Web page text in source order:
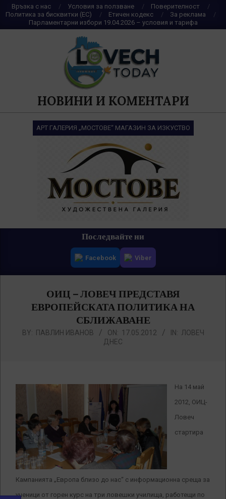
Skip
to
content
Връзка с нас Условия за ползване
Поверителност
Политика за бисквитки (ЕС)
Етичен кодекс
За реклама
Парламентарни избори 19.04.2026 – условия и тарифа
НОВИНИ И КОМЕНТАРИ
АРТ ГАЛЕРИЯ „МОСТОВЕ“ МАГАЗИН ЗА ИЗКУСТВО
Последвайте ни
Facebook Viber
ОИЦ – ЛОВЕЧ ПРЕДСТАВЯ
ЕВРОПЕЙСКАТА ПОЛИТИКА НА
СБЛИЖАВАНЕ
BY: ПАВЛИН ИВАНОВ ON: 17.05.2012 IN: ЛОВЕЧ
ДНЕС
На 14 май
2012, ОИЦ-
Ловеч
стартира
Кампанията „Европа близо до нас“ с информационна среща за
ученици от горен курс на три ловешки училища, работещи по